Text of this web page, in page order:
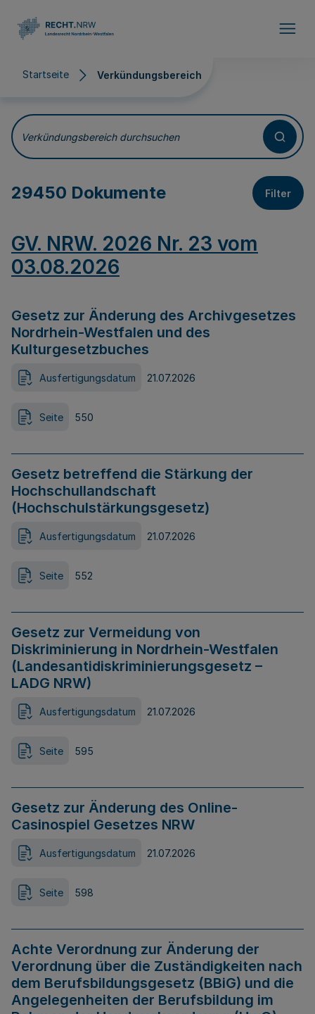
Startseite Verkündungsbereich
Verkündungsbereich
Verkündungsbereich durchsuchen
29450 Dokumente Filter
GV. NRW. 2026 Nr. 23 vom
03.08.2026
Gesetz zur Änderung des Archivgesetzes
Nordrhein-Westfalen und des
Kulturgesetzbuches
Ausfertigungsdatum 21.07.2026
Seite 550
Gesetz betreffend die Stärkung der
Hochschullandschaft
(Hochschulstärkungsgesetz)
Ausfertigungsdatum 21.07.2026
Seite 552
Gesetz zur Vermeidung von
Diskriminierung in Nordrhein-Westfalen
(Landesantidiskriminierungsgesetz –
LADG NRW)
Ausfertigungsdatum 21.07.2026
Seite 595
Gesetz zur Änderung des Online-
Casinospiel Gesetzes NRW
Ausfertigungsdatum 21.07.2026
Seite 598
Achte Verordnung zur Änderung der
Verordnung über die Zuständigkeiten nach
dem Berufsbildungsgesetz (BBiG) und die
Angelegenheiten der Berufsbildung im